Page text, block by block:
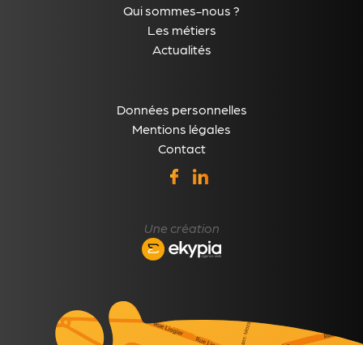
Qui sommes-nous ?
Les métiers
Actualités
Données personnelles
Mentions légales
Contact
Une création